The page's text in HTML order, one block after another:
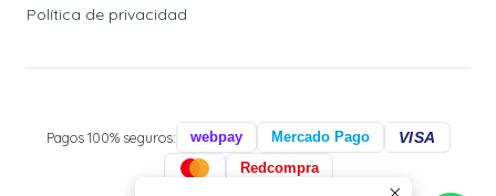
Política de privacidad
Pagos 100% seguros: webpay Mercado Pago VISA
Redcompra